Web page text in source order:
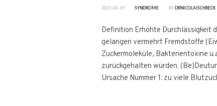
2021-05-19 SYNDROME BY DRNICOLAISCHRECK
Definition Erhöhte Durchlässigkeit
gelangen vermehrt Fremdstoffe
Zuckermoleküle, Bakterientoxine
zurückgehalten würden.
Ursache Nummer 1: zu viele